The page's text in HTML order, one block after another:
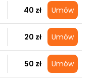
40 zł Umów
20 zł Umów
50 zł Umów